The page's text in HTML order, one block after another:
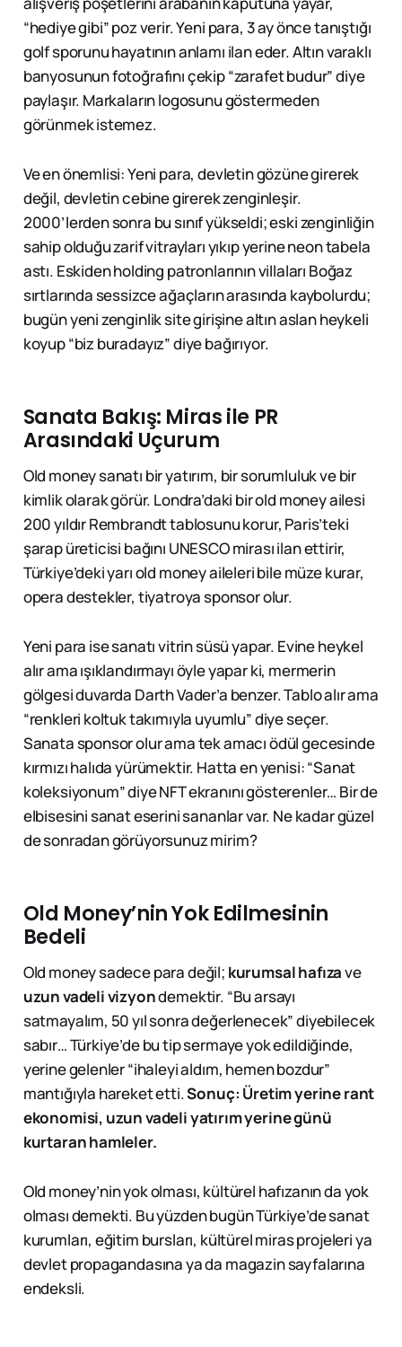
“hediye gibi” poz verir. Yeni para, 3 ay önce tanıştığı
golf sporunu hayatının anlamı ilan eder. Altın varaklı
banyosunun fotoğrafını çekip “zarafet budur” diye
paylaşır. Markaların logosunu göstermeden
görünmek istemez.
Ve en önemlisi: Yeni para, devletin gözüne girerek
değil, devletin cebine girerek zenginleşir.
2000’lerden sonra bu sınıf yükseldi; eski zenginliğin
sahip olduğu zarif vitrayları yıkıp yerine neon tabela
astı. Eskiden holding patronlarının villaları Boğaz
sırtlarında sessizce ağaçların arasında kaybolurdu;
bugün yeni zenginlik site girişine altın aslan heykeli
koyup “biz buradayız” diye bağırıyor.
Sanata Bakış: Miras ile PR
Arasındaki Uçurum
Old money sanatı bir yatırım, bir sorumluluk ve bir
kimlik olarak görür. Londra’daki bir old money ailesi
200 yıldır Rembrandt tablosunu korur, Paris’teki
şarap üreticisi bağını UNESCO mirası ilan ettirir,
Türkiye’deki yarı old money aileleri bile müze kurar,
opera destekler, tiyatroya sponsor olur.
Yeni para ise sanatı vitrin süsü yapar. Evine heykel
alır ama ışıklandırmayı öyle yapar ki, mermerin
gölgesi duvarda Darth Vader’a benzer. Tablo alır ama
“renkleri koltuk takımıyla uyumlu” diye seçer.
Sanata sponsor olur ama tek amacı ödül gecesinde
kırmızı halıda yürümektir. Hatta en yenisi: “Sanat
koleksiyonum” diye NFT ekranını gösterenler… Bir de
elbisesini sanat eserini sananlar var. Ne kadar güzel
de sonradan görüyorsunuz mirim?
Old Money’nin Yok Edilmesinin
Bedeli
Old money sadece para değil; kurumsal hafızave
uzun vadeli vizyondemektir. “Bu arsayı
satmayalım, 50 yıl sonra değerlenecek” diyebilecek
sabır… Türkiye’de bu tip sermaye yok edildiğinde,
yerine gelenler “ihaleyi aldım, hemen bozdur”
mantığıyla hareket etti.Sonuç: Üretim yerine rant
ekonomisi, uzun vadeli yatırım yerine günü
kurtaran hamleler.
Old money’nin yok olması, kültürel hafızanın da yok
olması demekti. Bu yüzden bugün Türkiye’de sanat
kurumları, eğitim bursları, kültürel miras projeleri ya
devlet propagandasına ya da magazin sayfalarına
endeksli.